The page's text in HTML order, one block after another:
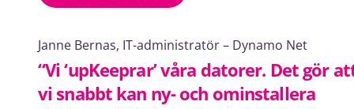
Janne Bernas, IT-administratör – Dynamo Net
“Vi ‘upKeeprar’ våra datorer. Det gör
vi snabbt kan ny- och ominstallera